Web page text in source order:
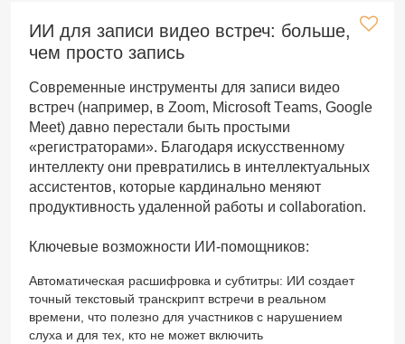
ИИ для записи видео встреч: больше,
чем просто запись
Современные инструменты для записи видео
встреч (например, в Zoom, Microsoft Teams, Google
Meet) давно перестали быть простыми
«регистраторами». Благодаря искусственному
интеллекту они превратились в интеллектуальных
ассистентов, которые кардинально меняют
продуктивность удаленной работы и collaboration.
Ключевые возможности ИИ-помощников:
Автоматическая расшифровка и субтитры: ИИ создает
точный текстовый транскрипт встречи в реальном
времени, что полезно для участников с нарушением
слуха и для тех, кто не может включить